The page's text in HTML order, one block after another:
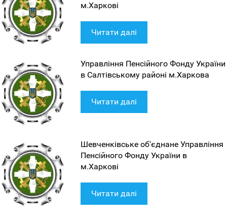
м.Харкові
Читати далі
Управління Пенсійного Фонду України
в Салтівському районі м.Харкова
Читати далі
Шевченківське об'єднане Управління
Пенсійного Фонду України в
м.Харкові
Читати далі